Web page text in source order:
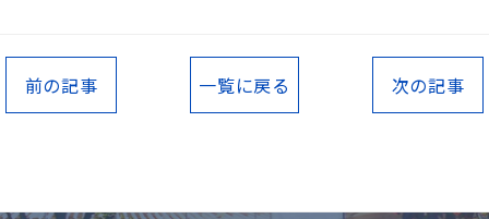
前の記事 一覧に戻る 次の記事